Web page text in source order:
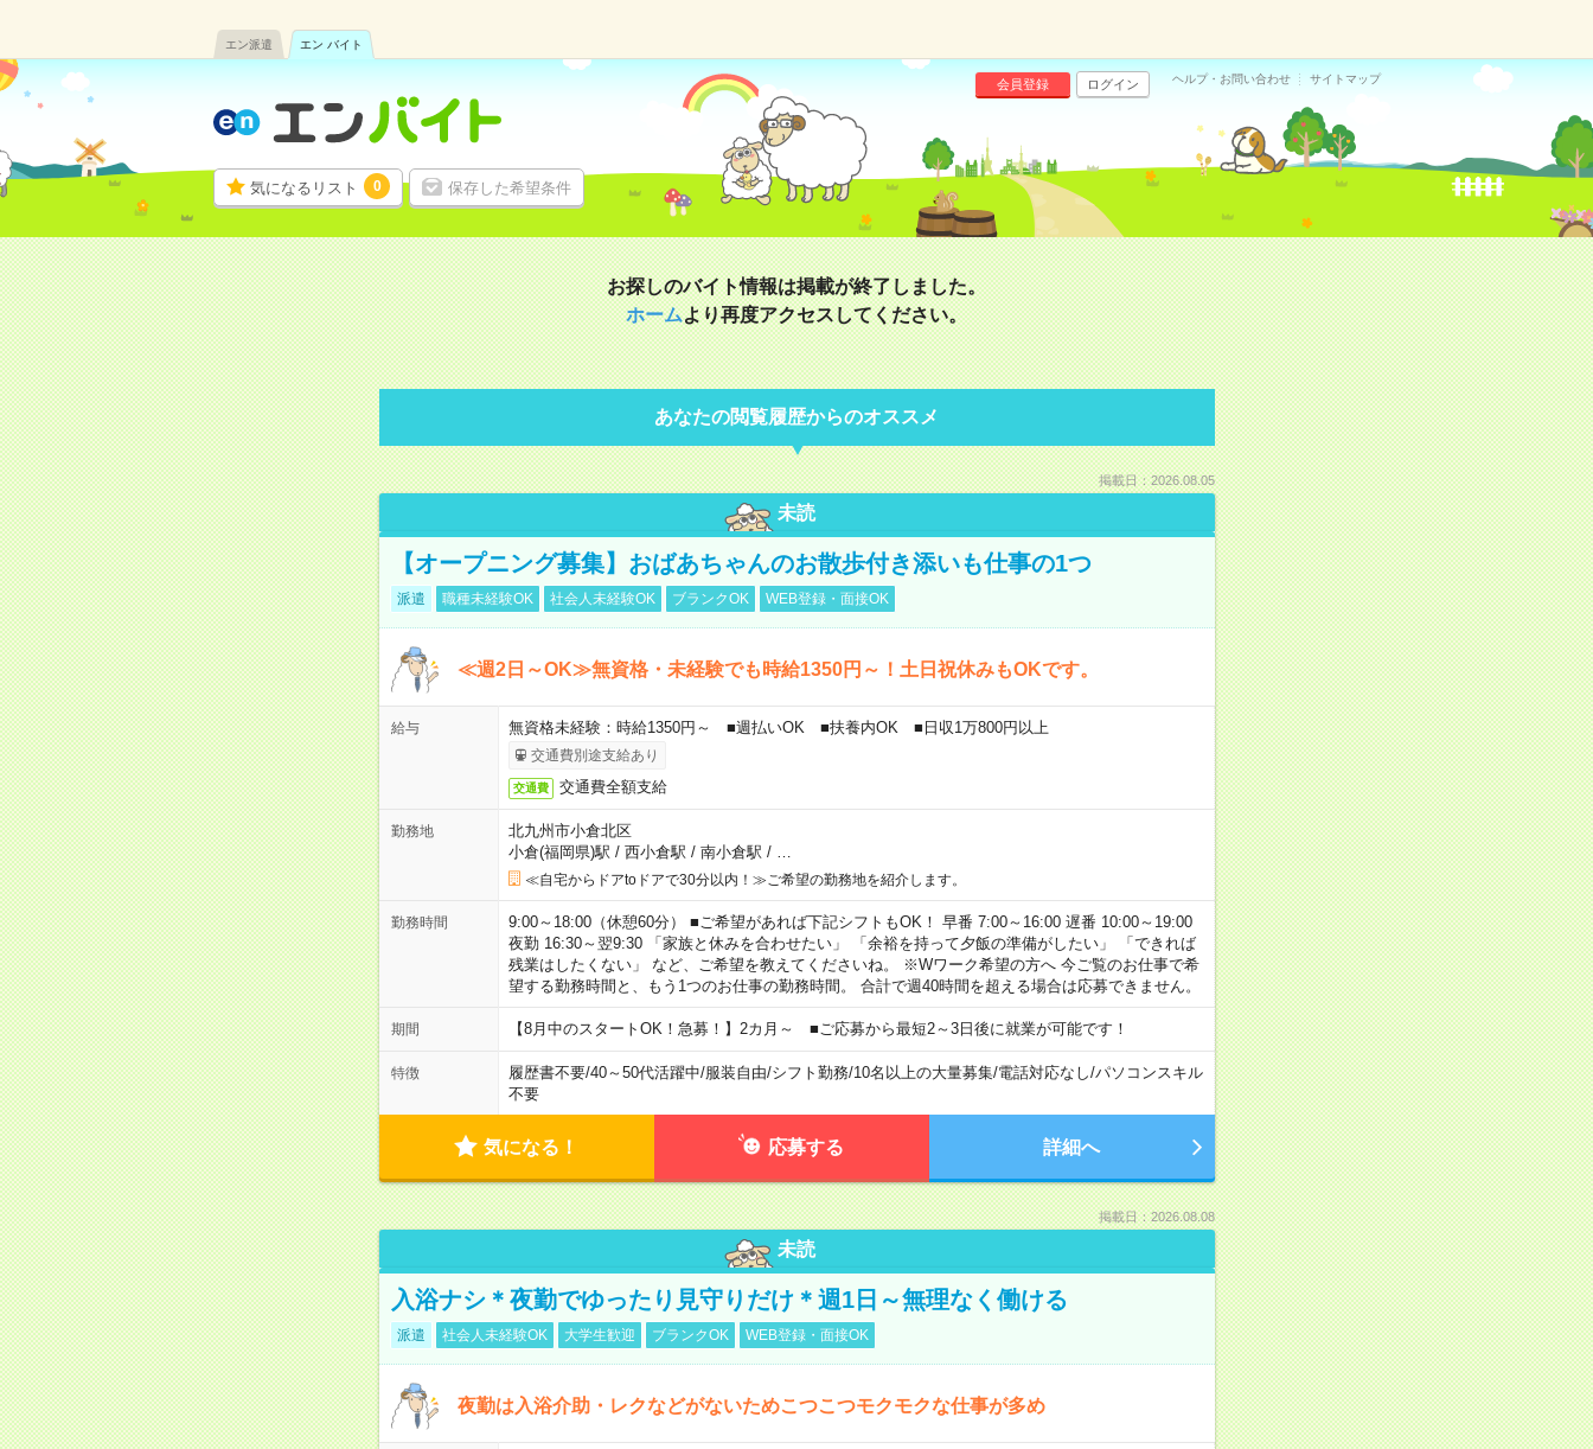
エン派遣 エン バイト
気になるリスト 0 保存した希望条件
会員登録 ログイン ヘルプ・お問い合わせ サイトマップ
お探しのバイト情報は掲載が終了しました。
ホームより再度アクセスしてください。
あなたの閲覧履歴からのオススメ
掲載日：2026.08.05
未読
【オープニング募集】おばあちゃんのお散歩付き添いも仕事の1つ
派遣 職種未経験OK 社会人未経験OK ブランクOK WEB登録・面接OK
≪週2日～OK≫無資格・未経験でも時給1350円～！土日祝休みもOKです。
給与 無資格未経験：時給1350円～ ■週払いOK ■扶養内OK ■日収1万800円以上
交通費別途支給あり
交通費 交通費全額支給
勤務地
北九州市小倉北区
小倉(福岡県)駅 / 西小倉駅 / 南小倉駅 / …
≪自宅からドアtoドアで30分以内！≫ご希望の勤務地を紹介します。
勤務時間
9:00～18:00（休憩60分） ■ご希望があれば下記シフトもOK！ 早番 7:00～16:00 遅番 10:00～19:00
夜勤 16:30～翌9:30 「家族と休みを合わせたい」 「余裕を持って夕飯の準備がしたい」 「できれば
残業はしたくない」 など、ご希望を教えてくださいね。 ※Wワーク希望の方へ 今ご覧のお仕事で希
望する勤務時間と、もう1つのお仕事の勤務時間。 合計で週40時間を超える場合は応募できません。
期間 【8月中のスタートOK！急募！】2カ月～ ■ご応募から最短2～3日後に就業が可能です！
特徴 履歴書不要/40～50代活躍中/服装自由/シフト勤務/10名以上の大量募集/電話対応なし/パソコンスキル
不要
気になる！ 応募する 詳細へ
掲載日：2026.08.08
未読
入浴ナシ＊夜勤でゆったり見守りだけ＊週1日～無理なく働ける
派遣 社会人未経験OK 大学生歓迎 ブランクOK WEB登録・面接OK
夜勤は入浴介助・レクなどがないためこつこつモクモクな仕事が多め